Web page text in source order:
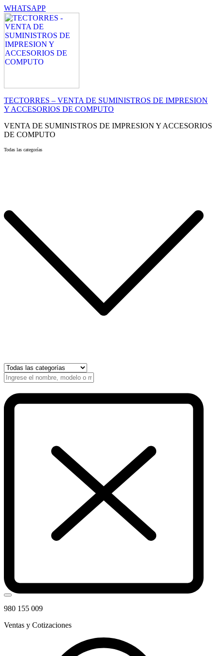
WHATSAPP
TECTORRES – VENTA DE SUMINISTROS DE IMPRESION
Y ACCESORIOS DE COMPUTO
VENTA DE SUMINISTROS DE IMPRESION Y ACCESORIOS
DE COMPUTO
Todas las categorías
980 155 009
Ventas y Cotizaciones